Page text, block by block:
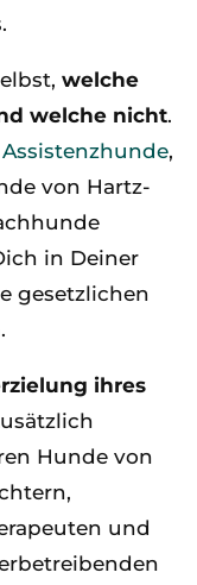
welche
welche nicht.
Assistenzhunde,
von Hartz-
in Deiner
gesetzlichen
ihres
Hunde von
und